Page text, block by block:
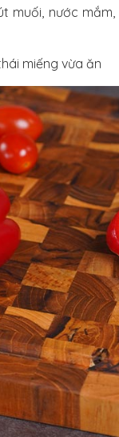
muối, nước
miếng vừa ăn